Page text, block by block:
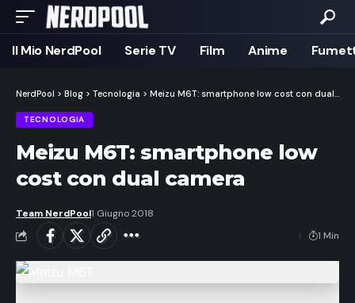
Il Mio NerdPool Serie TV Film Anime
NerdPool > Blog > Tecnologia > Meizu M6T: smartphone low cost con dual camera
TECNOLOGIA
Meizu M6T: smartphone low
cost con dual camera
Team NerdPool1 Giugno 2018
1 Min